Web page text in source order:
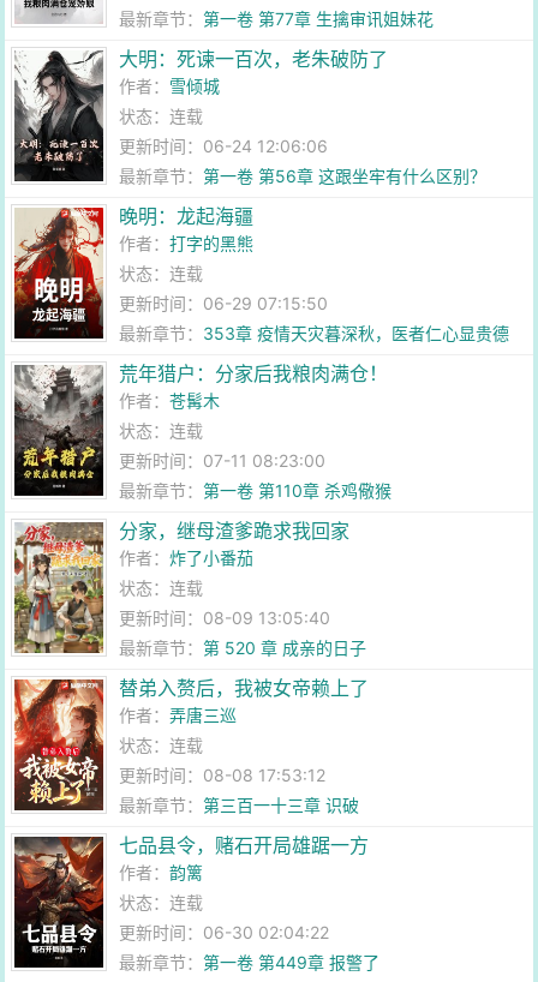
最新章节：第一卷 第77章 生擒审讯姐妹花
大明：死谏一百次，老朱破防了
作者： 雪倾城
状态：连载
更新时间：06-24 12:06:06
最新章节：第一卷 第56章 这跟坐牢有什么区别？
晚明：龙起海疆
作者：打字的黑熊
状态：连载
更新时间：06-29 07:15:50
最新章节： 353章 疫情天灾暮深秋，医者仁心显贵德
荒年猎户：分家后我粮肉满仓！
作者：苍髯木
状态：连载
更新时间：07-11 08:23:00
最新章节：第一卷 第110章 杀鸡儆猴
分家，继母渣爹跪求我回家
作者：炸了小番茄
状态：连载
更新时间：08-09 13:05:40
最新章节：第 520 章 成亲的日子
替弟入赘后，我被女帝赖上了
作者：弄唐三巡
状态：连载
更新时间：08-08 17:53:12
最新章节：第三百一十三章 识破
七品县令，赌石开局雄踞一方
作者：韵篱
状态：连载
更新时间：06-30 02:04:22
最新章节：第一卷 第449章 报警了